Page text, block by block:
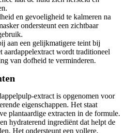
en gevoeligheid te kalmeren na
ondersteunt een zichtbaar
aan een gelijkmatigere teint bij
aardappelextract wordt traditioneel
van dofheid te verminderen.
extract is opgenomen voor
eigenschappen. Het staat
plantaardige extracten in de formule.
hydraterend ingrediënt dat helpt de
Het ondersteunt een vollere,